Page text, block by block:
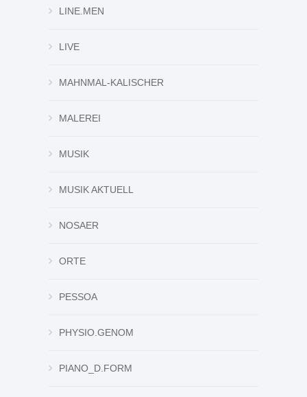
LINE.MEN
LIVE
MAHNMAL-KALISCHER
MALEREI
MUSIK
MUSIK AKTUELL
NOSAER
ORTE
PESSOA
PHYSIO.GENOM
PIANO_D.FORM